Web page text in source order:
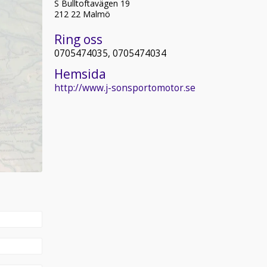
S Bulltoftavägen 19
212 22 Malmö
Ring oss
0705474035, 0705474034
Hemsida
http://www.j-sonsportomotor.se